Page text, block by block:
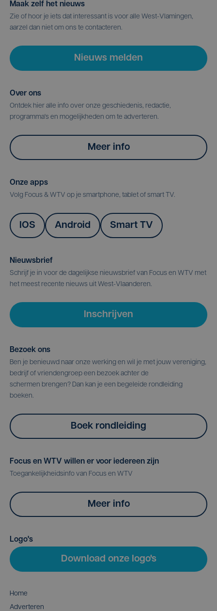
Maak zelf het nieuws
Zie of hoor je iets dat interessant is voor alle West-Vlamingen,
aarzel dan niet om ons te contacteren.
Nieuws melden
Over ons
Ontdek hier alle info over onze geschiedenis, redactie,
programma's en mogelijkheden om te adverteren.
Meer info
Onze apps
Volg Focus & WTV op je smartphone, tablet of smart TV.
IOS Android Smart TV
Nieuwsbrief
Schrijf je in voor de dagelijkse nieuwsbrief van Focus en WTV met
het meest recente nieuws uit West-Vlaanderen.
Inschrijven
Bezoek ons
Ben je benieuwd naar onze werking en wil je met jouw vereniging,
bedrijf of vriendengroep een bezoek achter de
schermen brengen? Dan kan je een begeleide rondleiding
boeken.
Boek rondleiding
Focus en WTV willen er voor iedereen zijn
Toegankelijkheidsinfo van Focus en WTV
Meer info
Logo's
Download onze logo's
Home
Adverteren